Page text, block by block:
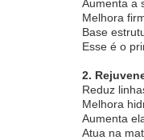
Aumenta a
Melhora
Base
Esse é o
2.
Reduz
Melhora
Aumenta
Atua na